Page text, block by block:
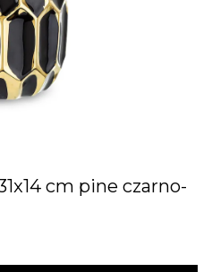
cm pine czarno-